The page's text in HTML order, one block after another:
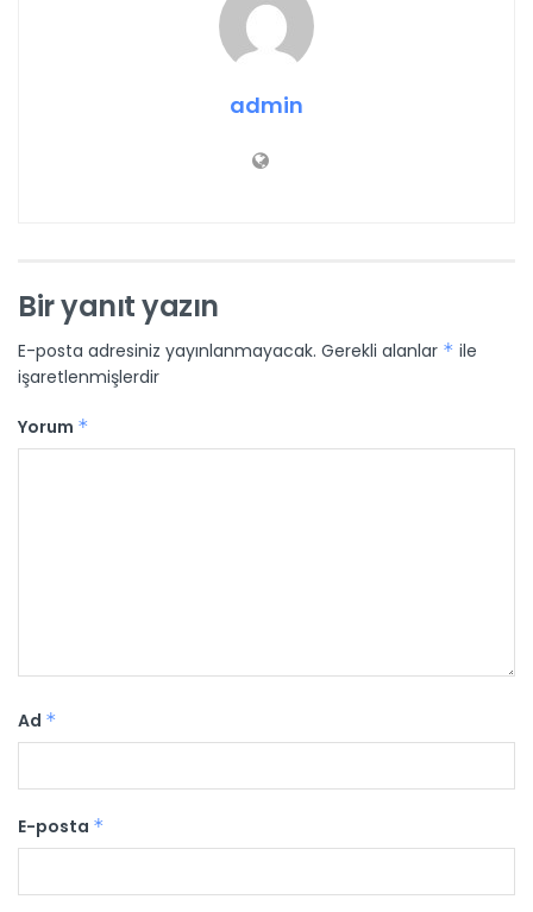
admin
Bir yanıt yazın
E-posta adresiniz yayınlanmayacak. Gerekli alanlar * ile
işaretlenmişlerdir
Yorum *
Ad *
E-posta *